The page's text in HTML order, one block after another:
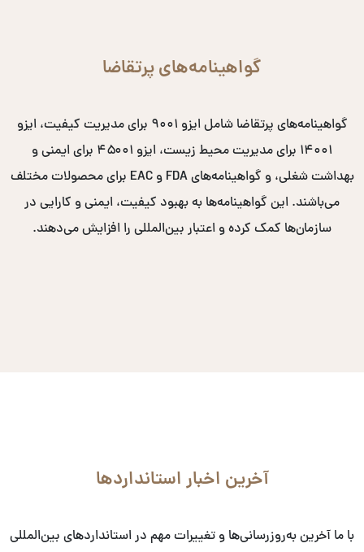
گواهینامه‌های پرتقاضا
گواهینامه‌های پرتقاضا شامل ایزو ۹۰۰۱ برای مدیریت کیفیت، ایزو
۱۴۰۰۱ برای مدیریت محیط زیست، ایزو ۴۵۰۰۱ برای ایمنی و
بهداشت شغلی، و گواهینامه‌های FDA و EAC برای محصولات مختلف
می‌باشند. این گواهینامه‌ها به بهبود کیفیت، ایمنی و کارایی در
سازمان‌ها کمک کرده و اعتبار بین‌المللی را افزایش می‌دهند.
آخرین اخبار استانداردها
با ما آخرین به‌روزرسانی‌ها و تغییرات مهم در استانداردهای بین‌المللی